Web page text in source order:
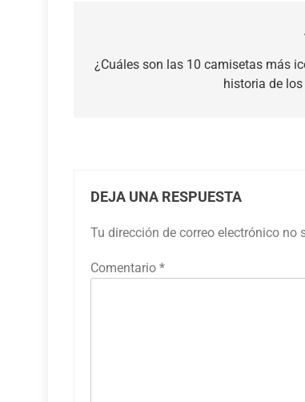
de
¿Cuáles son las 10 camisetas más
historia de
DEJA UNA RESPUESTA
Tu dirección de correo electrónico no
Comentario *